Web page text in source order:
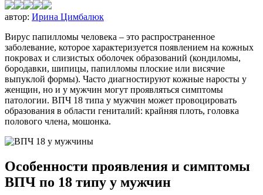
автор: Ирина Цимбалюк
Вирус папилломы человека – это распространенное
заболевание, которое характеризуется появлением на кожных
покровах и слизистых оболочек образований (кондиломы,
бородавки, шипицы, папилломы плоские или висячие
выпуклой формы). Часто диагностируют кожные наросты у
женщин, но и у мужчин могут проявляться симптомы
патологии. ВПЧ 18 типа у мужчин может провоцировать
образования в области гениталий: крайняя плоть, головка
полового члена, мошонка.
Особенности проявления и симптомы
ВПЧ по 18 типу у мужчин